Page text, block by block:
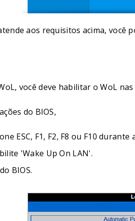
aos requisitos acima, você
você deve habilitar o WoL
do BIOS,
ESC, F1, F2, F8 ou F10
'Wake Up On LAN'.
BIOS.